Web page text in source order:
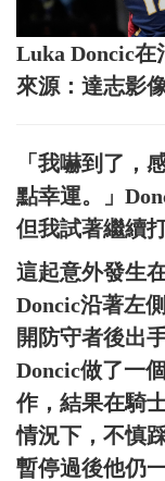
Luka Doncic在
來源：達志影
「我嚇到了，
點幸運。」
但我試著繼續打
這起意外發生
Doncic沿著左
開防守者後出
Doncic做了一
作，結果在騎
情況下，不慎
暫停過後他仍